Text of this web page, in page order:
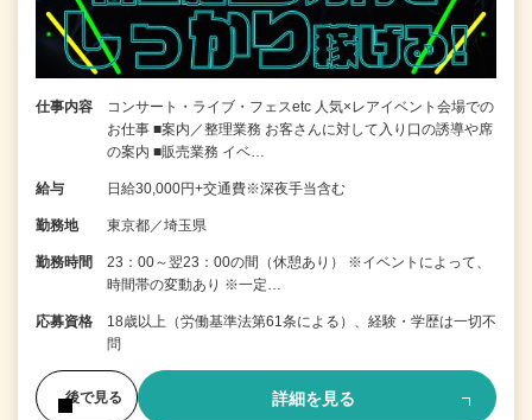
仕事内容
コンサート・ライブ・フェスetc 人気×レアイベント会場での
お仕事 ■案内／整理業務 お客さんに対して入り口の誘導や席
の案内 ■販売業務 イベ…
給与 日給30,000円+交通費※深夜手当含む
勤務地 東京都／埼玉県
勤務時間
23：00～翌23：00の間（休憩あり） ※イベントによって、
時間帯の変動あり ※一定…
応募資格
18歳以上（労働基準法第61条による）、経験・学歴は一切不
問
後で見る 詳細を見る